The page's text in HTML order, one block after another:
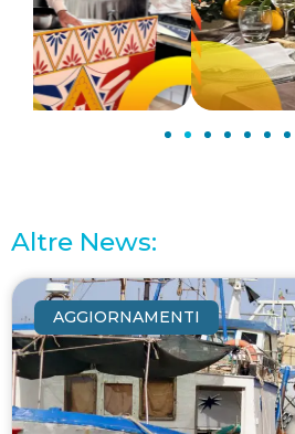
Altre News:
AGGIORNAMENTI